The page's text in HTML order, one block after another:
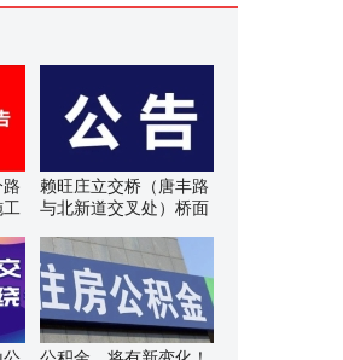
赖旺庄立交桥（唐丰路
与北新道交叉处）桥面